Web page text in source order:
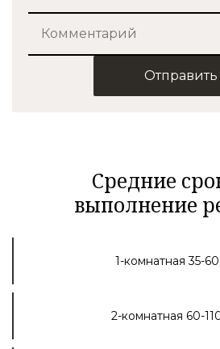
Отправить
Средние
выполнение
1-комнатная 35-
2-комнатная 60-